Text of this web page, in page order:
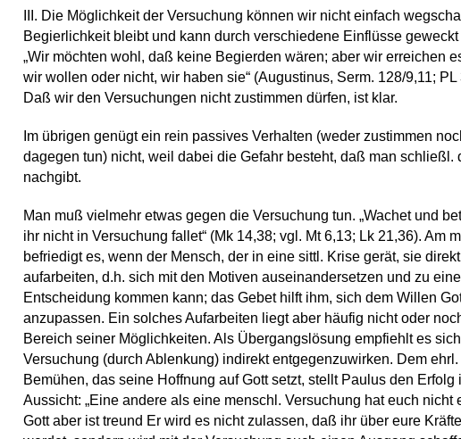
III. Die Möglichkeit der Versuchung können wir nicht einfach
Begierlichkeit bleibt und kann durch verschiedene Einflüsse geweckt
„Wir möchten wohl, daß keine Begierden wären; aber wir erreichen
wir wollen oder nicht, wir haben sie“ (Augustinus, Serm. 128/9,11; PL
Daß wir den Versuchungen nicht zustimmen dürfen, ist klar.
Im übrigen genügt ein rein passives Verhalten (weder zustimmen
dagegen tun) nicht, weil dabei die Gefahr besteht, daß man schließl.
nachgibt.
Man muß vielmehr etwas gegen die Versuchung tun. „Wachet und
ihr nicht in Versuchung fallet“ (Mk 14,38; vgl. Mt 6,13; Lk 21,36). Am
befriedigt es, wenn der Mensch, der in eine sittl. Krise gerät, sie direkt
aufarbeiten, d.h. sich mit den Motiven auseinandersetzen und zu
Entscheidung kommen kann; das Gebet hilft ihm, sich dem Willen
anzupassen. Ein solches Aufarbeiten liegt aber häufig nicht oder
Bereich seiner Möglichkeiten. Als Übergangslösung empfiehlt es
Versuchung (durch Ablenkung) indirekt entgegenzuwirken. Dem ehrl.
Bemühen, das seine Hoffnung auf Gott setzt, stellt Paulus den Erfolg
Aussicht: „Eine andere als eine menschl. Versuchung hat euch nicht
Gott aber ist treund Er wird es nicht zulassen, daß ihr über eure